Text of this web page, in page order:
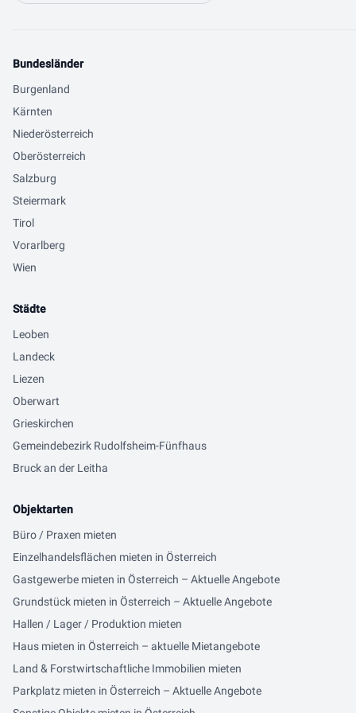
Bundesländer
Burgenland
Kärnten
Niederösterreich
Oberösterreich
Salzburg
Steiermark
Tirol
Vorarlberg
Wien
Städte
Leoben
Landeck
Liezen
Oberwart
Grieskirchen
Gemeindebezirk Rudolfsheim-Fünfhaus
Bruck an der Leitha
Objektarten
Büro / Praxen mieten
Einzelhandelsflächen mieten in Österreich
Gastgewerbe mieten in Österreich – Aktuelle Angebote
Grundstück mieten in Österreich – Aktuelle Angebote
Hallen / Lager / Produktion mieten
Haus mieten in Österreich – aktuelle Mietangebote
Land & Forstwirtschaftliche Immobilien mieten
Parkplatz mieten in Österreich – Aktuelle Angebote